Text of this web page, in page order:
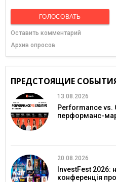
ГОЛОСОВАТЬ
Оставить комментарий
Архив опросов
ПРЕДСТОЯЩИЕ
13.08.2026
Performance vs.
перформанс-
20.08.2026
InvestFest 2026:
конференція про